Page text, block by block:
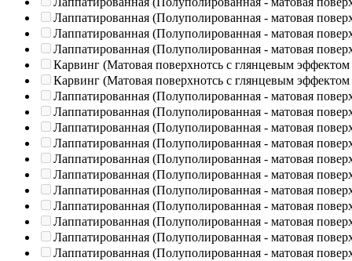
Лаппатированная (Полуполированная - матовая
Лаппатированная (Полуполированная - матовая
Лаппатированная (Полуполированная - матовая
Карвинг (Матовая поверхнотсь с глянцевым эффектом
Карвинг (Матовая поверхнотсь с глянцевым эффектом
Лаппатированная (Полуполированная - матовая
Лаппатированная (Полуполированная - матовая
Лаппатированная (Полуполированная - матовая
Лаппатированная (Полуполированная - матовая
Лаппатированная (Полуполированная - матовая
Лаппатированная (Полуполированная - матовая
Лаппатированная (Полуполированная - матовая
Лаппатированная (Полуполированная - матовая
Лаппатированная (Полуполированная - матовая
Лаппатированная (Полуполированная - матовая
Лаппатированная (Полуполированная - матовая